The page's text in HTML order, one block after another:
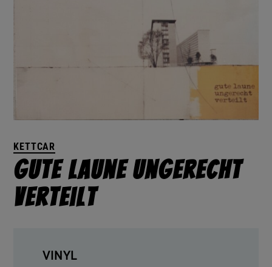
KETTCAR
Gute Laune Ungerecht
Verteilt
VINYL